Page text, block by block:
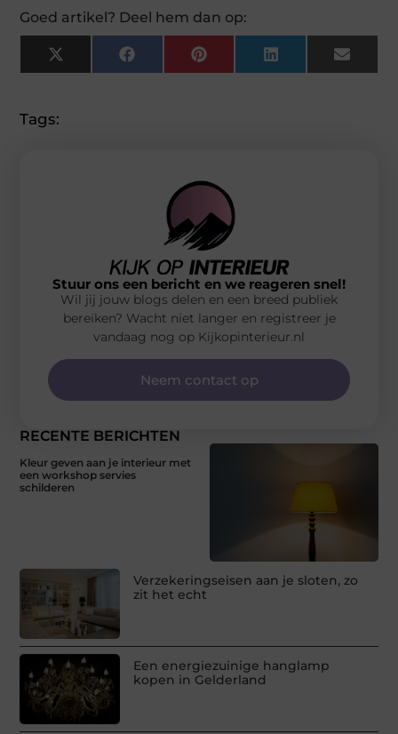
Goed artikel? Deel hem dan op:
X
(Twitter)
FacebookPinterestLinkedInEmail
Tags:
RECENTE BERICHTEN
Kleur geven aan je interieur met
een workshop servies
schilderen
Verzekeringseisen aan je sloten, zo
zit het echt
Een energiezuinige hanglamp
kopen in Gelderland
Stuur ons een bericht en we reageren snel!
Wil jij jouw blogs delen en een breed publiek
bereiken? Wacht niet langer en registreer je
vandaag nog op Kijkopinterieur.nl
Neem contact op